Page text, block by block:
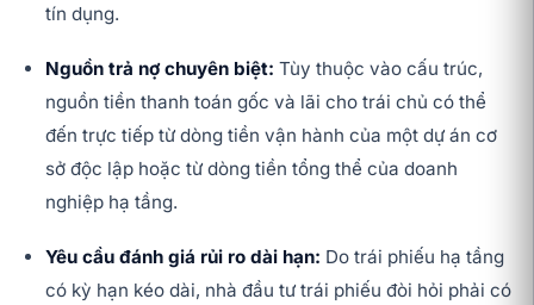
tín dụng.
Nguồn trả nợ chuyên biệt: Tùy thuộc vào cấu trúc,
nguồn tiền thanh toán gốc và lãi cho trái chủ có thể
đến trực tiếp từ dòng tiền vận hành của một dự án cơ
sở độc lập hoặc từ dòng tiền tổng thể của doanh
nghiệp hạ tầng.
Yêu cầu đánh giá rủi ro dài hạn: Do trái phiếu hạ tầng
có kỳ hạn kéo dài, nhà đầu tư trái phiếu đòi hỏi phải có